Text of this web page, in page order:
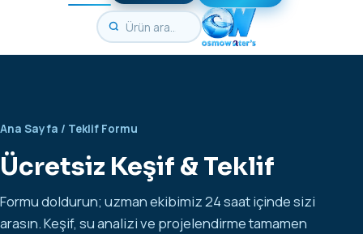
Ana Sayfa / Teklif Formu
Ücretsiz Keşif & Teklif
Formu doldurun; uzman ekibimiz 24 saat içinde sizi
arasın. Keşif, su analizi ve projelendirme tamamen